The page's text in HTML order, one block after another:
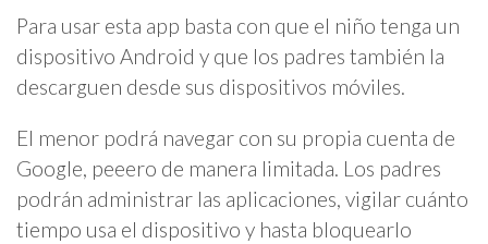
Para usar esta app basta con que el niño tenga un
dispositivo Android y que los padres también la
descarguen desde sus dispositivos móviles.
El menor podrá navegar con su propia cuenta de
Google, peeero de manera limitada. Los padres
podrán administrar las aplicaciones, vigilar cuánto
tiempo usa el dispositivo y hasta bloquearlo